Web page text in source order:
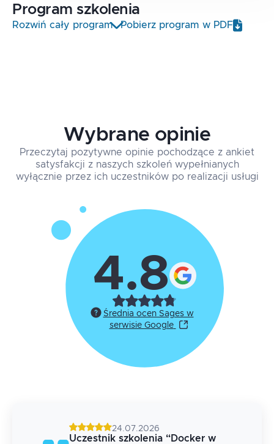
Program szkolenia
Rozwiń cały program Pobierz program w PDF
Wybrane opinie
Przeczytaj pozytywne opinie pochodzące z ankiet
satysfakcji z naszych szkoleń wypełnianych
wyłącznie przez ich uczestników po realizacji usługi
4.8
Średnia ocen Sages w
serwisie Google
24.07.2026
Uczestnik szkolenia “Docker w